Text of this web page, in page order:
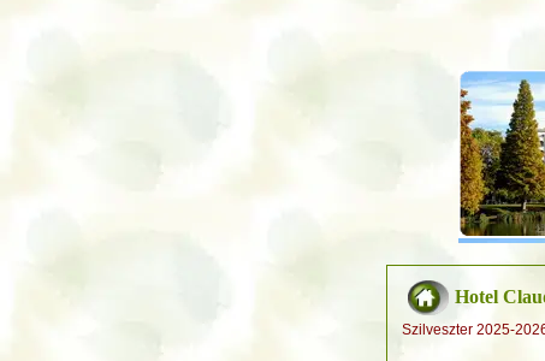
Hotel
Szilveszter 2025-